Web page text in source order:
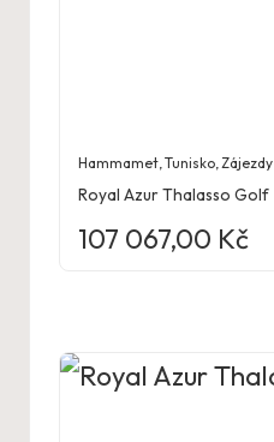
Hammamet,Tunisko,Zájezdy
Royal Azur Thalasso Golf
107 067,00 Kč